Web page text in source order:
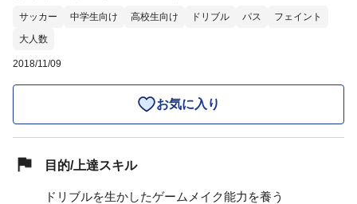
サッカー 中学生向け 高校生向け ドリブル パス
フェイント
大人数
2018/11/09
お気に入り
目的/上達スキル
ドリブルを生かしたゲームメイク能力を養う